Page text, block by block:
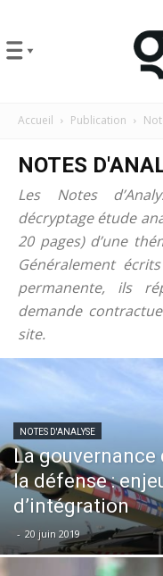
Accueil Publication
NOTES
Les Notes
décryptage étude
20 pages) d’une
Généralement
permanente, ils
demande
site.
NOTES D'ANALYSE
La gouvernance
la défense :
d’intégration
- 20 juin 2019